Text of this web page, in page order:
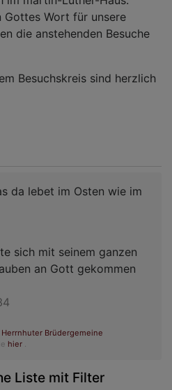
Gottes Wort für unsere
die anstehenden Besuche
Besuchskreis sind herzlich
da lebet im Osten wie im
sich mit seinem ganzen
an Gott gekommen
Herrnhuter Brüdergemeine
hier .
Liste mit Filter